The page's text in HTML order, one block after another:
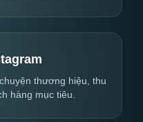
thương hiệu, thu
hàng mục tiêu.